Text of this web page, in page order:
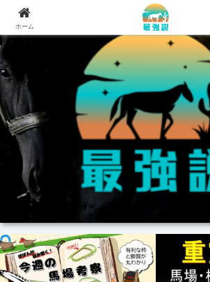
ホーム